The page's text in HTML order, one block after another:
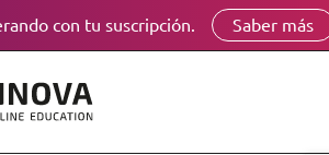
con tu suscripción. Saber más